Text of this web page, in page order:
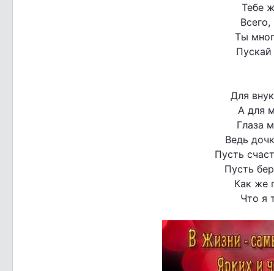
Тебе
Ты
Для
А для
Глаза
Ведь
Пусть
Пусть
Как же
Что я